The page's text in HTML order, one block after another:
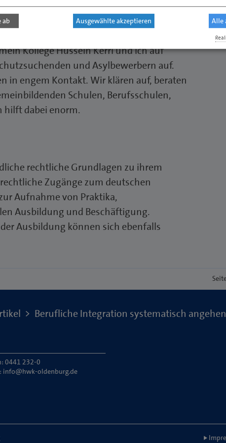
Kollege Hussein Kerri und ich auf
und Asylbewerbern auf.
in engem Kontakt. Wir klären auf, beraten
Schulen, Berufsschulen,
hilft dabei enorm.
rechtliche Grundlagen zu ihrem
Zugänge zum deutschen
Aufnahme von Praktika,
Ausbildung und Beschäftigung.
Ausbildung können sich ebenfalls
Berufliche Integration systematisch angehen
0441 232-0
info@hwk-oldenburg.de
ab Ausgewählte akzeptieren Alle